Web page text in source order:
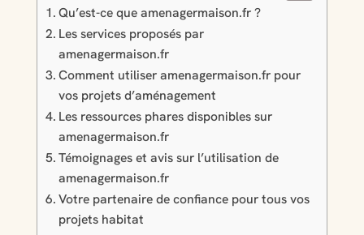
Qu’est-ce que amenagermaison.fr ?
Les services proposés par
amenagermaison.fr
Comment utiliser amenagermaison.fr pour
vos projets d’aménagement
Les ressources phares disponibles sur
amenagermaison.fr
Témoignages et avis sur l’utilisation de
amenagermaison.fr
Votre partenaire de confiance pour tous vos
projets habitat